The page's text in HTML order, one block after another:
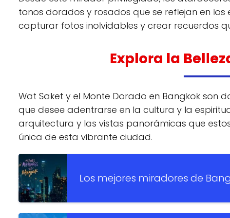
tonos dorados y rosados que se reflejan en
capturar fotos inolvidables y crear recuerdos
Explora la
Wat Saket y el Monte Dorado en Bangkok son
que desee adentrarse en la cultura y la
arquitectura y las vistas panorámicas que
única de esta vibrante ciudad.
Los mejores miradores de